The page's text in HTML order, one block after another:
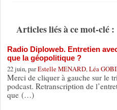
Articles liés à ce mot-clé :
Radio Diploweb. Entretien
que la géopolitique ?
22 juin, parEstelle MENARD, Léa
Merci de cliquer à gauche sur le
podcast. Retranscription de
que (…)